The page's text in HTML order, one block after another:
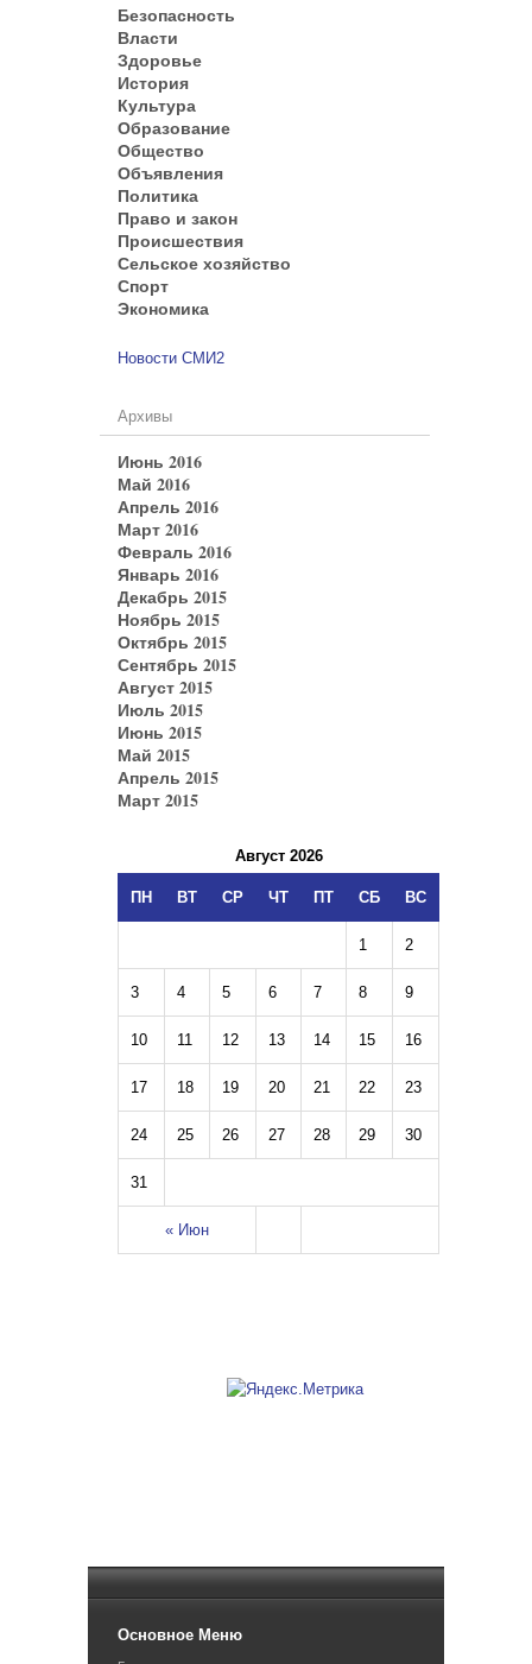
Безопасность
Власти
Здоровье
История
Культура
Образование
Общество
Объявления
Политика
Право и закон
Происшествия
Сельское хозяйство
Спорт
Экономика
Новости СМИ2
Архивы
Июнь 2016
Май 2016
Апрель 2016
Март 2016
Февраль 2016
Январь 2016
Декабрь 2015
Ноябрь 2015
Октябрь 2015
Сентябрь 2015
Август 2015
Июль 2015
Июнь 2015
Май 2015
Апрель 2015
Март 2015
Август 2026
ПН ВТ СР ЧТ ПТ СБ ВС
« Июн
1 2
3 4 5 6 7 8 9
10 11 12 13 14 15 16
17 18 19 20 21 22 23
24 25 26 27 28 29 30
31
Основное Меню